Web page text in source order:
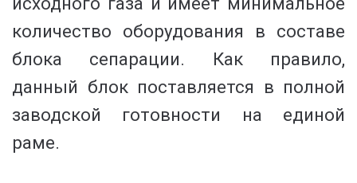
количество оборудования в составе
блока сепарации. Как правило,
данный блок поставляется в полной
заводской готовности на единой
раме.